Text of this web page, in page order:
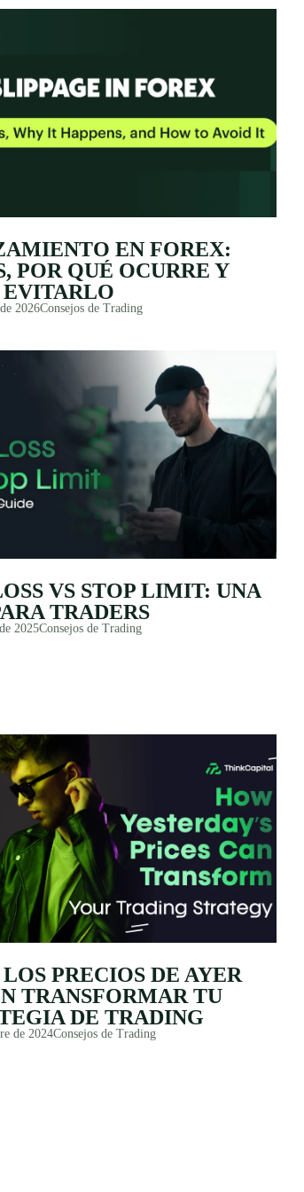
EN FOREX:
POR QUÉ OCURRE Y
2026Consejos de Trading
VS STOP LIMIT: UNA
TRADERS
2025Consejos de Trading
PRECIOS DE AYER
TRANSFORMAR TU
DE TRADING
de 2024Consejos de Trading